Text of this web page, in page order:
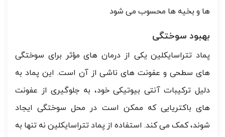
ها و بخیه ها محسوب می شود
بهبود سوختگی
پماد تتراسایکلین یکی از درمان های مؤثر برای سوختگی
های سطحی و عفونت های ناشی از آن است. این پماد به
دلیل ترکیبات آنتی بیوتیکی خود، به جلوگیری از عفونت
های باکتریایی که ممکن است در محل سوختگی ایجاد
شوند، کمک می کند. استفاده از پماد تتراسایکلین نه تنها به